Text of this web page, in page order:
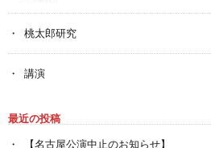
桃太郎研究
講演
最近の投稿
【名古屋公演中止のお知らせ】